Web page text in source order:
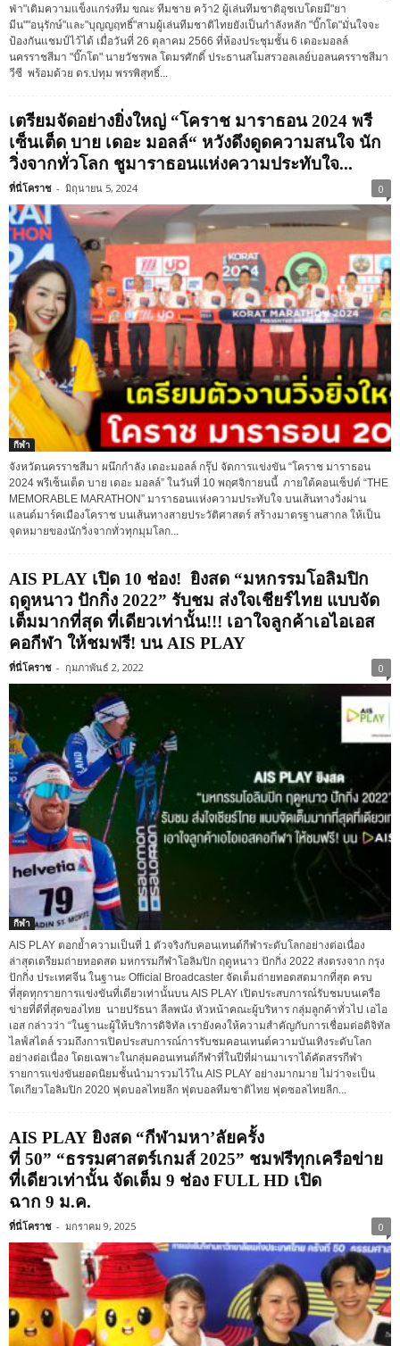
ฟ่า"เติมความแข็งแกร่งทีม ขณะ ทีมชาย คว้า2 ผู้เล่นทีมชาติอุชเบโดยมี"ยา
มีน""อนุรักษ์"และ"บุญญฤทธิ์"สามผู้เล่นทีมชาติไทยยังเป็นกำลังหลัก "บิ๊กโต"มั่นใจจะ
ป้องกันแชมป์ไว้ได้ เมื่อวันที่ 26 ตุลาคม 2566 ที่ห้องประชุมชั้น 6 เดอะมอลล์
นครราชสีมา "บิ๊กโต" นายวัชรพล โตมรศักดิ์ ประธานสโมสรวอลเลย์บอลนครราชสีมา
วีซี พร้อมด้วย ดร.ปทุม พรรพิสุทธิ์...
เตรียมจัดอย่างยิ่งใหญ่ “โคราช มาราธอน 2024 พรี
เซ็นเต็ด บาย เดอะ มอลล์“ หวังดึงดูดความสนใจ นัก
วิ่งจากทั่วโลก ชูมาราธอนแห่งความประทับใจ...
ที่นี่โคราช - มิถุนายน 5, 2024 0
กีฬา
จังหวัดนครราชสีมา ผนึกกำลัง เดอะมอลล์ กรุ๊ป จัดการแข่งขัน “โคราช มาราธอน
2024 พรีเซ็นเต็ด บาย เดอะ มอลล์” ในวันที่ 10 พฤศจิกายนนี้ ภายใต้คอนเซ็ปต์ “THE
MEMORABLE MARATHON” มาราธอนแห่งความประทับใจ บนเส้นทางวิ่งผ่าน
แลนด์มาร์คเมืองโคราช บนเส้นทางสายประวัติศาสตร์ สร้างมาตรฐานสากล ให้เป็น
จุดหมายของนักวิ่งจากทั่วทุกมุมโลก...
AIS PLAY เปิด 10 ช่อง! ยิงสด “มหกรรมโอลิมปิก
ฤดูหนาว ปักกิ่ง 2022” รับชม ส่งใจเชียร์ไทย แบบจัด
เต็มมากที่สุด ที่เดียวเท่านั้น!!! เอาใจลูกค้าเอไอเอส
คอกีฬา ให้ชมฟรี! บน AIS PLAY
ที่นี่โคราช - กุมภาพันธ์ 2, 2022 0
กีฬา
AIS PLAY ตอกย้ำความเป็นที่ 1 ตัวจริงกับคอนเทนต์กีฬาระดับโลกอย่างต่อเนื่อง
ล่าสุดเตรียมถ่ายทอดสด มหกรรมกีฬาโอลิมปิก ฤดูหนาว ปักกิ่ง 2022 ส่งตรงจาก กรุง
ปักกิ่ง ประเทศจีน ในฐานะ Official Broadcaster จัดเต็มถ่ายทอดสดมากที่สุด ครบ
ที่สุดทุกรายการแข่งขันที่เดียวเท่านั้นบน AIS PLAY เปิดประสบการณ์รับชมบนเครือ
ข่ายที่ดีที่สุดของไทย นายปรัธนา ลีลพนัง หัวหน้าคณะผู้บริหาร กลุ่มลูกค้าทั่วไป เอไอ
เอส กล่าวว่า “ในฐานะผู้ให้บริการดิจิทัล เรายังคงให้ความสำคัญกับการเชื่อมต่อดิจิทัล
ไลฟ์สไตล์ รวมถึงการเปิดประสบการณ์การรับชมคอนเทนต์ความบันเทิงระดับโลก
อย่างต่อเนื่อง โดยเฉพาะในกลุ่มคอนเทนต์กีฬาที่ในปีที่ผ่านมาเราได้คัดสรรกีฬา
รายการแข่งขันยอดนิยมชั้นนำมารวมไว้ใน AIS PLAY อย่างมากมาย ไม่ว่าจะเป็น
โตเกียวโอลิมปิก 2020 ฟุตบอลไทยลีก ฟุตบอลทีมชาติไทย ฟุตซอลไทยลีก...
AIS PLAY ยิงสด “กีฬามหา’ลัยครั้ง
ที่ 50” “ธรรมศาสตร์เกมส์ 2025” ชมฟรีทุกเครือข่าย
ที่เดียวเท่านั้น จัดเต็ม 9 ช่อง FULL HD เปิด
ฉาก 9 ม.ค.
ที่นี่โคราช - มกราคม 9, 2025 0